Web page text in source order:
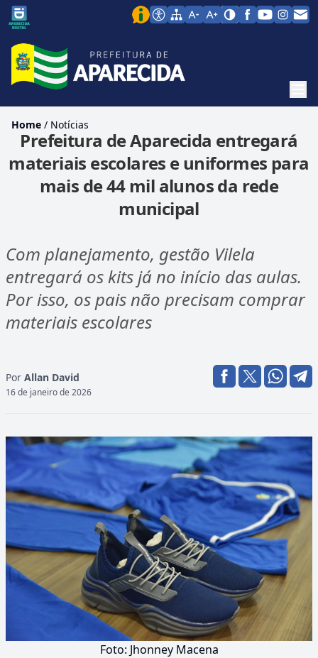
Home / Notícias
Prefeitura de Aparecida entregará
materiais escolares e uniformes para
mais de 44 mil alunos da rede
municipal
Com planejamento, gestão Vilela
entregará os kits já no início das aulas.
Por isso, os pais não precisam comprar
materiais escolares
Por Allan David
16 de janeiro de 2026
Foto: Jhonney Macena